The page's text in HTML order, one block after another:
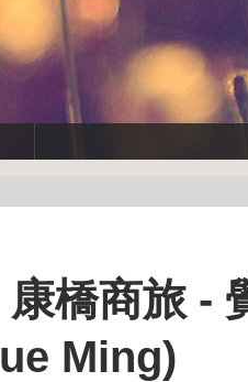
橋商旅 -
Ming)